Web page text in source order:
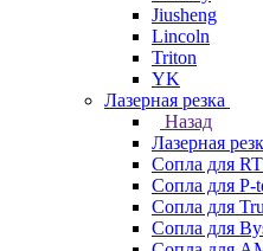
Jiusheng
Lincoln
Triton
YK
Лазерная резка
Назад
Лазерная
Сопла для RT
Сопла для P-
Сопла для
Сопла для